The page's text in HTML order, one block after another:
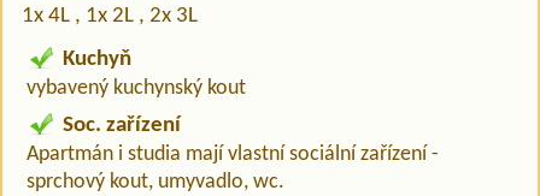
1x 4L , 1x 2L , 2x 3L
Kuchyň
vybavený kuchynský kout
Soc. zařízení
Apartmán i studia mají vlastní sociální zařízení -
sprchový kout, umyvadlo, wc.